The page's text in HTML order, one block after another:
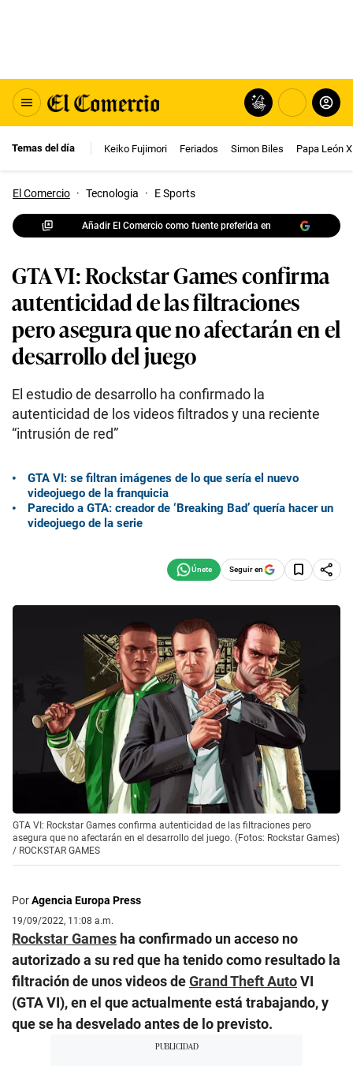
Temas del día Keiko Fujimori Feriados Simon Biles Papa León
El Comercio · Tecnologia · E Sports
Añadir El Comercio como fuente preferida en
GTA VI: Rockstar Games confirma
autenticidad de las filtraciones
pero asegura que no afectarán en el
desarrollo del juego
El estudio de desarrollo ha confirmado la
autenticidad de los videos filtrados y una reciente
“intrusión de red”
GTA VI: se filtran imágenes de lo que sería el nuevo
videojuego de la franquicia
Parecido a GTA: creador de ‘Breaking Bad’ quería hacer un
videojuego de la serie
Seguir en
GTA VI: Rockstar Games confirma autenticidad de las filtraciones pero
asegura que no afectarán en el desarrollo del juego. (Fotos: Rockstar Games)
/ ROCKSTAR GAMES
PorAgencia Europa Press
19/09/2022, 11:08 a.m.
Rockstar Games ha confirmado un acceso no
autorizado a su red que ha tenido como resultado la
filtración de unos videos deGrand Theft AutoVI
(GTA VI), en el que actualmente está trabajando, y
que se ha desvelado antes de lo previsto.